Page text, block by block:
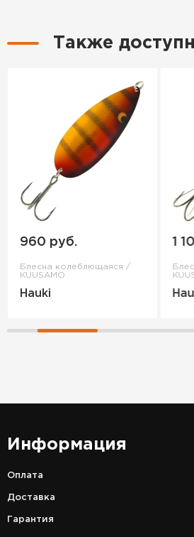
Также
960 руб.
Блесна колеблющаяся /
KUUSAMO
Hauki
1
Информация
Оплата
Доставка
Гарантия